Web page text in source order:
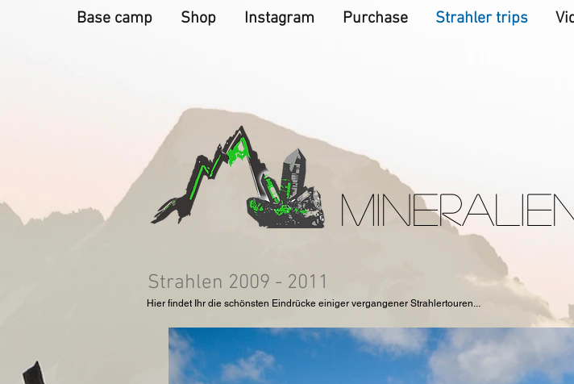
Base camp Shop Instagram Purchase Strahler trips
Strahlen 2009 - 2011
Hier findet Ihr die schönsten Eindrücke einiger vergangener Strahlertouren...